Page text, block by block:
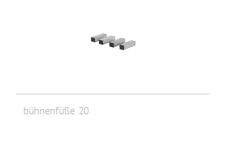
bühnenfüße 20